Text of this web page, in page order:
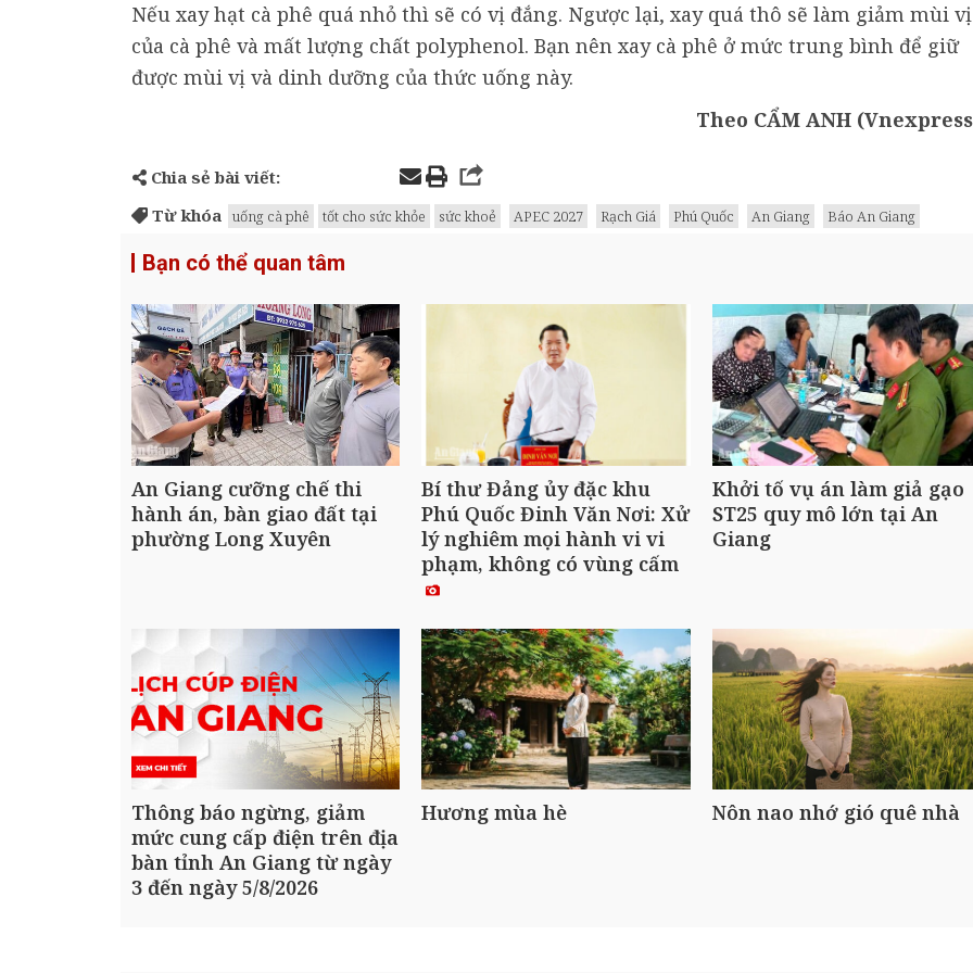
Nếu xay hạt cà phê quá nhỏ thì sẽ có vị đắng. Ngược lại, xay quá thô sẽ làm giảm mùi vị
của cà phê và mất lượng chất polyphenol. Bạn nên xay cà phê ở mức trung bình để giữ
được mùi vị và dinh dưỡng của thức uống này.
Theo CẨM ANH
Chia sẻ bài viết:
Từ khóa uống cà phê tốt cho sức khỏe sức khoẻ APEC 2027 Rạch Giá Phú Quốc An Giang Báo An Giang
Bạn có thể quan tâm
An Giang cưỡng chế thi
hành án, bàn giao đất tại
phường Long Xuyên
Bí thư Đảng ủy đặc khu
Phú Quốc Đinh Văn Nơi: Xử
lý nghiêm mọi hành vi vi
phạm, không có vùng cấm
Khởi tố vụ án làm giả gạo
ST25 quy mô lớn tại An
Giang
Thông báo ngừng, giảm
mức cung cấp điện trên địa
bàn tỉnh An Giang từ ngày
3 đến ngày 5/8/2026
Hương mùa hè Nôn nao nhớ gió quê nhà